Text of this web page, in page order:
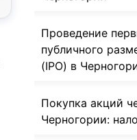
Проведение
публичного
(IPO) в
Покупка акций
Черногории: